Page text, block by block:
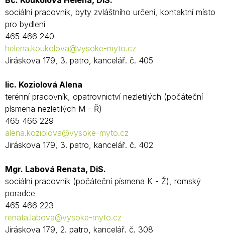
sociální pracovník, byty zvláštního určení, kontaktní místo
pro bydlení
465 466 240
helena.koukolova@vysoke-myto.cz
Jiráskova 179, 3. patro, kancelář. č. 405
lic. Koziolová Alena
terénní pracovník, opatrovnictví nezletilých (počáteční
písmena nezletilých M - Ř)
465 466 229
alena.koziolova@vysoke-myto.cz
Jiráskova 179, 3. patro, kancelář. č. 402
Mgr. Labová Renata, DiS.
sociální pracovník (počáteční písmena K - Ž), romský
poradce
465 466 223
renata.labova@vysoke-myto.cz
Jiráskova 179, 2. patro, kancelář. č. 308